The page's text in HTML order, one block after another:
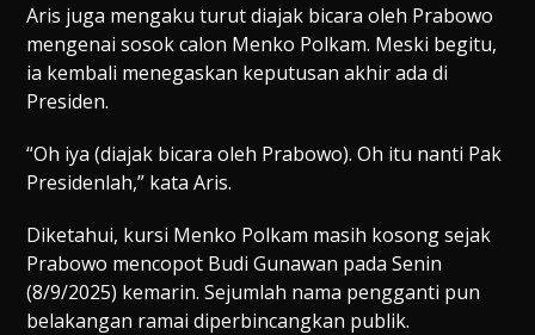
Aris juga mengaku turut diajak bicara oleh Prabowo
mengenai sosok calon Menko Polkam. Meski begitu,
ia kembali menegaskan keputusan akhir ada di
Presiden.
“Oh iya (diajak bicara oleh Prabowo). Oh itu nanti Pak
Presidenlah,” kata Aris.
Diketahui, kursi Menko Polkam masih kosong sejak
Prabowo mencopot Budi Gunawan pada Senin
(8/9/2025) kemarin. Sejumlah nama pengganti pun
belakangan ramai diperbincangkan publik.